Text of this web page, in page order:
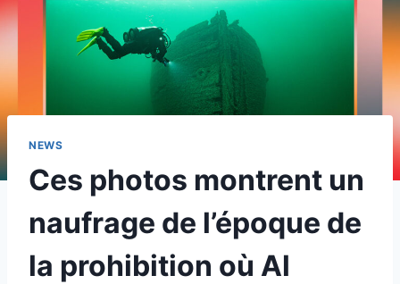
NEWS
Ces photos montrent un
naufrage de l’époque de
la prohibition où Al